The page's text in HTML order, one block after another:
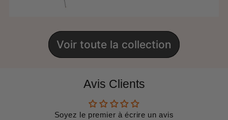
Voir toute la collection
Avis Clients
Soyez le premier à écrire un avis